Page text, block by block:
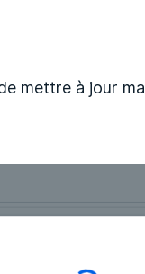
mettre à jour